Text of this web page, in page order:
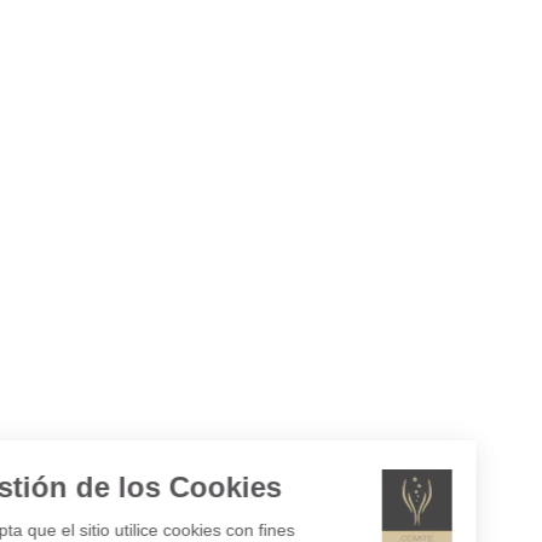
Gestión de los Cookies
¿Acepta que el sitio utilice cookies con fines